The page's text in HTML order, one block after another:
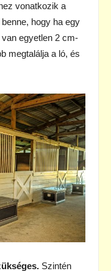
vonatkozik a
hogy ha egy
egyetlen 2 cm-
megtalálja a ló, és
Szintén